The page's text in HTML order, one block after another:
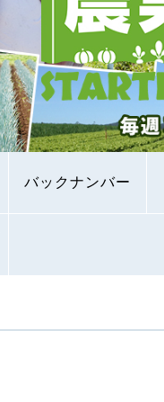
バックナンバー